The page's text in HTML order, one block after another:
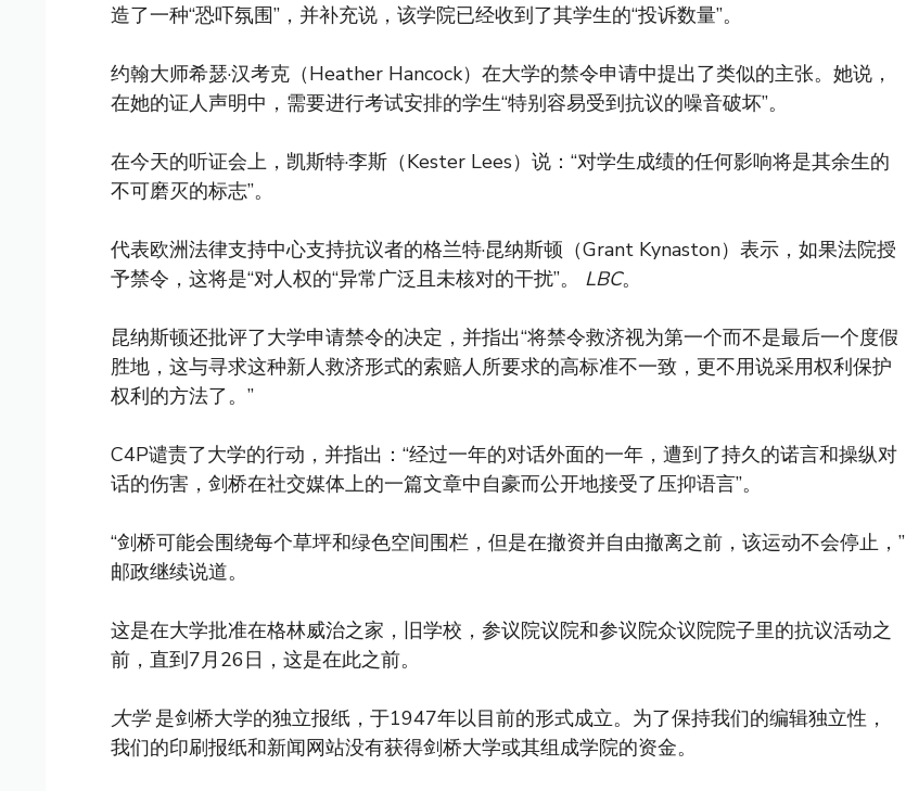
造了一种“恐吓氛围”，并补充说，该学院已经收到了其学生的“投诉数量”。
约翰大师希瑟·汉考克（Heather Hancock）在大学的禁令申请中提出了类似的主张。她说，
在她的证人声明中，需要进行考试安排的学生“特别容易受到抗议的噪音破坏”。
在今天的听证会上，凯斯特·李斯（Kester Lees）说：“对学生成绩的任何影响将是其余生的
不可磨灭的标志”。
代表欧洲法律支持中心支持抗议者的格兰特·昆纳斯顿（Grant Kynaston）表示，如果法院授
予禁令，这将是“对人权的“异常广泛且未核对的干扰”。 LBC。
昆纳斯顿还批评了大学申请禁令的决定，并指出“将禁令救济视为第一个而不是最后一个度假
胜地，这与寻求这种新人救济形式的索赔人所要求的高标准不一致，更不用说采用权利保护
权利的方法了。”
C4P谴责了大学的行动，并指出：“经过一年的对话外面的一年，遭到了持久的诺言和操纵对
话的伤害，剑桥在社交媒体上的一篇文章中自豪而公开地接受了压抑语言”。
“剑桥可能会围绕每个草坪和绿色空间围栏，但是在撤资并自由撤离之前，该运动不会停止，”
邮政继续说道。
这是在大学批准在格林威治之家，旧学校，参议院议院和参议院众议院院子里的抗议活动之
前，直到7月26日，这是在此之前。
大学是剑桥大学的独立报纸，于1947年以目前的形式成立。为了保持我们的编辑独立性，
我们的印刷报纸和新闻网站没有获得剑桥大学或其组成学院的资金。